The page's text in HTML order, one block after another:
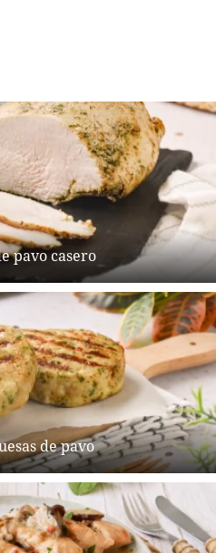
pavo casero
de pavo